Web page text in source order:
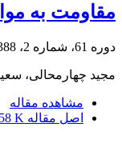
مقاومت به
دوره 61، شماره 2، 1388
مجید چهارمحالی،
مشاهده مقاله
اصل مقاله K